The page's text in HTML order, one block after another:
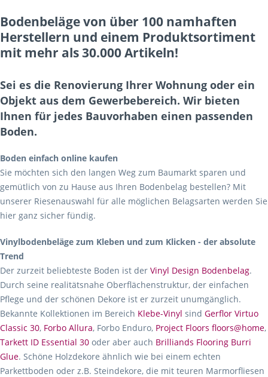
Bodenbeläge von über 100 namhaften
Herstellern und einem Produktsortiment
mit mehr als 30.000 Artikeln!
Sei es die Renovierung Ihrer Wohnung oder ein
Objekt aus dem Gewerbebereich. Wir bieten
Ihnen für jedes Bauvorhaben einen passenden
Boden.
Boden einfach online kaufen
Sie möchten sich den langen Weg zum Baumarkt sparen und
gemütlich von zu Hause aus Ihren Bodenbelag bestellen? Mit
unserer Riesenauswahl für alle möglichen Belagsarten werden Sie
hier ganz sicher fündig.
Vinylbodenbeläge zum Kleben und zum Klicken - der absolute
Trend
Der zurzeit beliebteste Boden ist der Vinyl Design Bodenbelag.
Durch seine realitätsnahe Oberflächenstruktur, der einfachen
Pflege und der schönen Dekore ist er zurzeit unumgänglich.
Bekannte Kollektionen im Bereich Klebe-Vinyl sind Gerflor Virtuo
Classic 30, Forbo Allura, Forbo Enduro, Project Floors floors@home,
Tarkett ID Essential 30 oder aber auch Brilliands Flooring Burri
Glue. Schöne Holzdekore ähnlich wie bei einem echten
Parkettboden oder z.B. Steindekore, die mit teuren Marmorfliesen